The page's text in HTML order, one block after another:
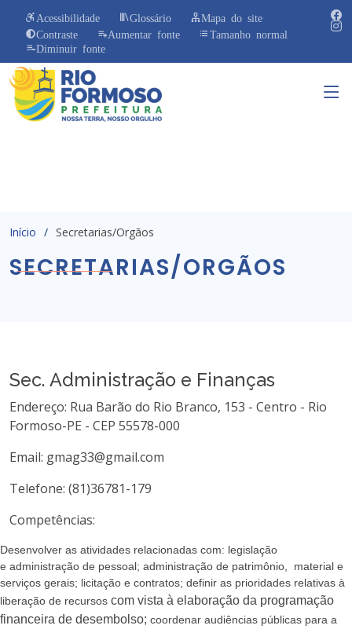
Acessibilidade Glossário
Mapa do site
Contraste
Aumentar fonte
Tamanho normal
Diminuir fonte
Início Secretarias/Orgãos
SECRETARIAS/ORGÃOS
Sec. Administração e Finanças
Endereço: Rua Barão do Rio Branco, 153 - Centro - Rio
Formoso-PE - CEP 55578-000
Email: gmag33@gmail.com
Telefone: (81)36781-179
Competências:
Desenvolver as atividades relacionadas com: legislação
e administração de pessoal; administração de patrimônio, material e
serviços gerais; licitação e contratos; definir as prioridades relativas à
liberação de recursos com vista à elaboração da programação
financeira de desembolso; coordenar audiências públicas para a